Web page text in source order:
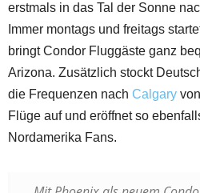
erstmals in das Tal der Sonne
Immer montags und freitags
bringt Condor Fluggäste ganz
Arizona. Zusätzlich stockt
die Frequenzen nach Calgary
Flüge auf und eröffnet so
Nordamerika Fans.